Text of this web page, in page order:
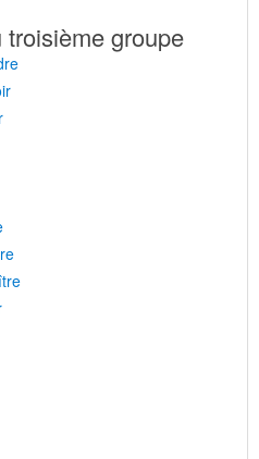
groupe